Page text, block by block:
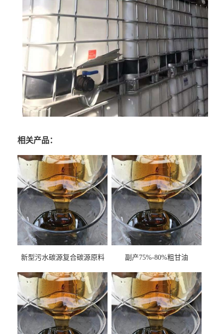
相关产品：
新型污水碳源复合碳源原料
副产75%-80%粗甘油